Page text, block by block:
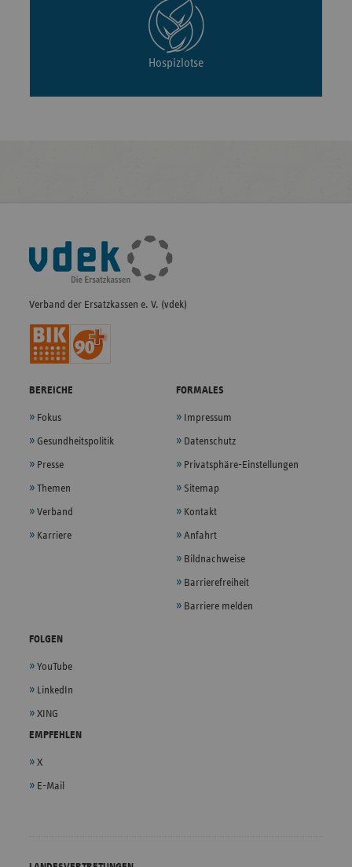
Hospizlotse
Fußleisten-
Navigation
Verband der Ersatzkassen e. V. (vdek)
BEREICHE
Fokus
Gesundheitspolitik
Presse
Themen
Verband
Karriere
FORMALES
Impressum
Datenschutz
Privatsphäre-Einstellungen
Sitemap
Kontakt
Anfahrt
Bildnachweise
Barrierefreiheit
Barriere melden
FOLGEN
YouTube
LinkedIn
XING
EMPFEHLEN
X
E-Mail